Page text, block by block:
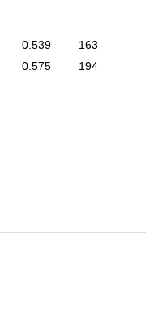
0.539
163
0.575 194